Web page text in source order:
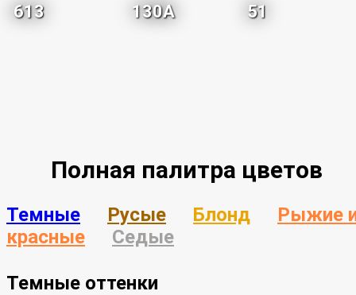
613 130A 51
Полная палитра цветов
Темные Русые Блонд
Рыжие
красные
Седые
Темные оттенки